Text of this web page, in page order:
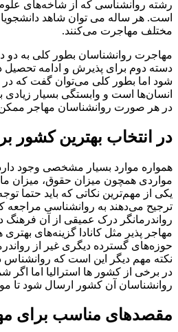
رشته روانشناسی که از شاخه‌های علوم
است. هر ساله می توان شاهد
مختلف مهاجرت می‌کنند.
مهاجرت روانشناسان بطور کلی به
دسته دوم برای پذیرش و ادامه
شود اما بطور کلی می‌توان گفت که
انسان‌ها است و وابستگی بسیار
در هر صورت روانشناسان مهاجر
در انتخاب بهترین کشور
همواره موارد بسیار مشخصی وجود دارد
مواردی همچون میزان حقوق، میزان
یکی از مهم‌ترین نکاتی که باید حتما
ترجیح می‌دهند به روانشناسی مراجعه
رواندرمانگر درک عمیقی از آن فرهنگ
مهاجر پذیر مثل کانادا گزینه‌های
حوزه‌های گسترده دیگری غیر از
نکته مهم دیگر این است که روانشناس
در برخی از کشور ها استرالیا اما اگر
روانشناسان آن کشور ارسال شود تا
مقصدهای مناسب برای